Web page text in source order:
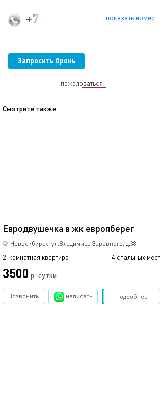
показать номер
+7 (953) 891-83-37
Запросить бронь
пожаловаться
Смотрите также
Евродвушечка в жк европберег
Новосибирск, ул.Владимира Заровного, д.38
2-комнатная квартира 4 спальных мест
3500 р. сутки
подробнее
Позвонить написать Забронировать